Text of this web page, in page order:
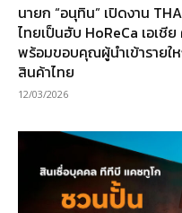
นายก “อนุทิน” เปิดงาน
ไทยเป็นฮับ HoReCa เอเชี
พร้อมขอบคุณผู้นำเข้าราย
สินค้าไทย
12/03/2026